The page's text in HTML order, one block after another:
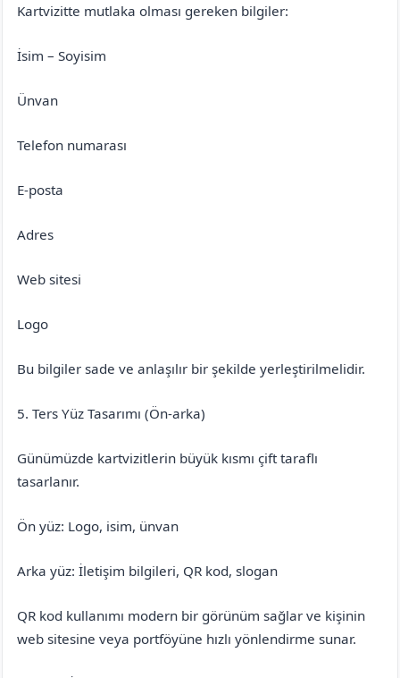
Kartvizitte mutlaka olması gereken bilgiler:
İsim – Soyisim
Ünvan
Telefon numarası
E-posta
Adres
Web sitesi
Logo
Bu bilgiler sade ve anlaşılır bir şekilde yerleştirilmelidir.
5. Ters Yüz Tasarımı (Ön-arka)
Günümüzde kartvizitlerin büyük kısmı çift taraflı
tasarlanır.
Ön yüz: Logo, isim, ünvan
Arka yüz: İletişim bilgileri, QR kod, slogan
QR kod kullanımı modern bir görünüm sağlar ve kişinin
web sitesine veya portföyüne hızlı yönlendirme sunar.